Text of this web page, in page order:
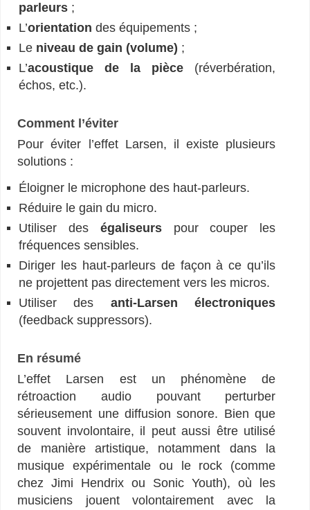
parleurs;
L’orientation des équipements ;
Le niveau de gain (volume) ;
L’acoustique de la pièce (réverbération,
échos, etc.).
Comment l’éviter
Pour éviter l’effet Larsen, il existe plusieurs
solutions :
Éloigner le microphone des haut-parleurs.
Réduire le gain du micro.
Utiliser des égaliseurspour couper les
fréquences sensibles.
Diriger les haut-parleurs de façon à ce qu’ils
ne projettent pas directement vers les micros.
Utiliser des anti-Larsen électroniques
(feedback suppressors).
En résumé
L’effet Larsen est un phénomène de
rétroaction audio pouvant perturber
sérieusement une diffusion sonore. Bien que
souvent involontaire, il peut aussi être utilisé
de manière artistique, notamment dans la
musique expérimentale ou le rock (comme
chez Jimi Hendrix ou Sonic Youth), où les
musiciens jouent volontairement avec la